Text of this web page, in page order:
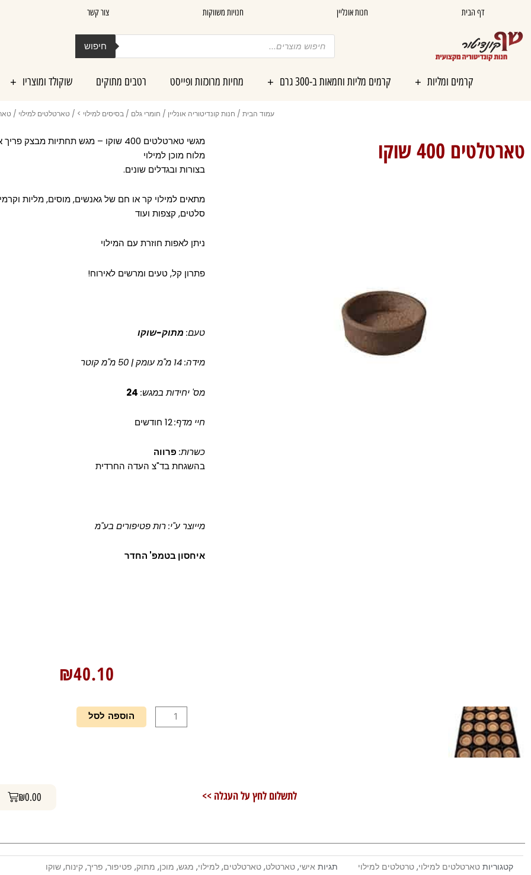
דף הבית חנות אונליין חנויות משווקות צור קשר
Products
search חיפוש
קרמים ומליות קרמים מליות וחמאות ב-300 גרם מחיות מרוכזות ופייסט רטבים מתוקים שוקולד ומוצריו
עמוד הבית / חנות קונדיטוריה אונליין / חומרי גלם /בסיסים למילוי > / טארטלטים למילוי /
טארטלטים 400 שוקו
מגשי טארטלטים 400 שוקו – מגש תחתיות מבצק
מלוח מוכן למילוי
בצורות ובגדלים שונים.
מתאים למילוי קר או חם של גאנשים, מוסים, מליות
סלטים, קצפות ועוד
ניתן לאפות חוזרת עם המילוי
פתרון קל, טעים ומרשים לאירוח!
טעם: מתוק-שוקו
מידה: 14 מ"מ עומק | 50 מ"מ קוטר
מס' יחידות במגש: 24
חיי מדף:12 חודשים
כשרות: פרווה
בהשגחת בד"צ העדה החרדית
מייוצר ע"י: רות פטיפורים בע"מ
איחסון בטמפ' החדר
₪40.10
כמות
של
הוספה לסל
לתשלום לחץ על העגלה >> ₪0.00 עגלת קניות
קטגוריות טארטלטים למילוי, טרטלטים למילוי תגיות אישי, טארטלט, טארטלטים, למילוי, מגש, מוכן, מתוק, פטיפור, פריך, קינוח, שוקו